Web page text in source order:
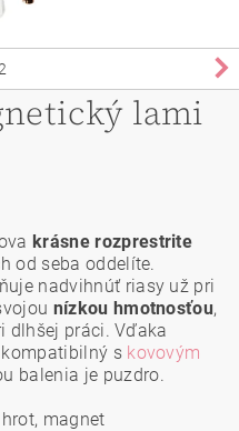
lami
krásne rozprestrite
od seba oddelíte.
nadvihnúť riasy už pri
nízkou hmotnosťou,
dlhšej práci. Vďaka
s kovovým
balenia je puzdro.
magnet